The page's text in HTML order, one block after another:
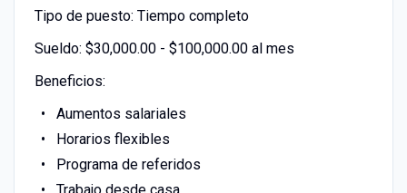
Tipo de puesto: Tiempo completo
Sueldo: $30,000.00 - $100,000.00 al mes
Beneficios:
Aumentos salariales
Horarios flexibles
Programa de referidos